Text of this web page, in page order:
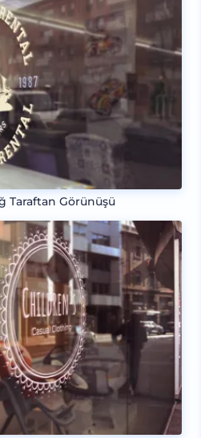
Taraftan Görünüşü